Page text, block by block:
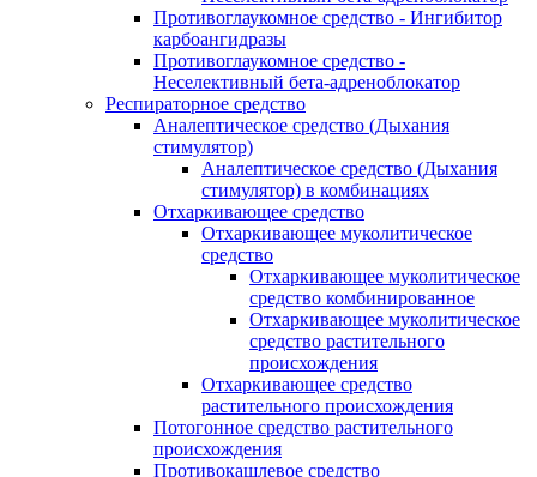
Противоглаукомное средство - Ингибитор
карбоангидразы
Противоглаукомное средство -
Неселективный бета-адреноблокатор
Респираторное средство
Аналептическое средство (Дыхания
стимулятор)
Аналептическое средство (Дыхания
стимулятор) в комбинациях
Отхаркивающее средство
Отхаркивающее муколитическое
средство
Отхаркивающее муколитическое
средство комбинированное
Отхаркивающее муколитическое
средство растительного
происхождения
Отхаркивающее средство
растительного происхождения
Потогонное средство растительного
происхождения
Противокашлевое средство